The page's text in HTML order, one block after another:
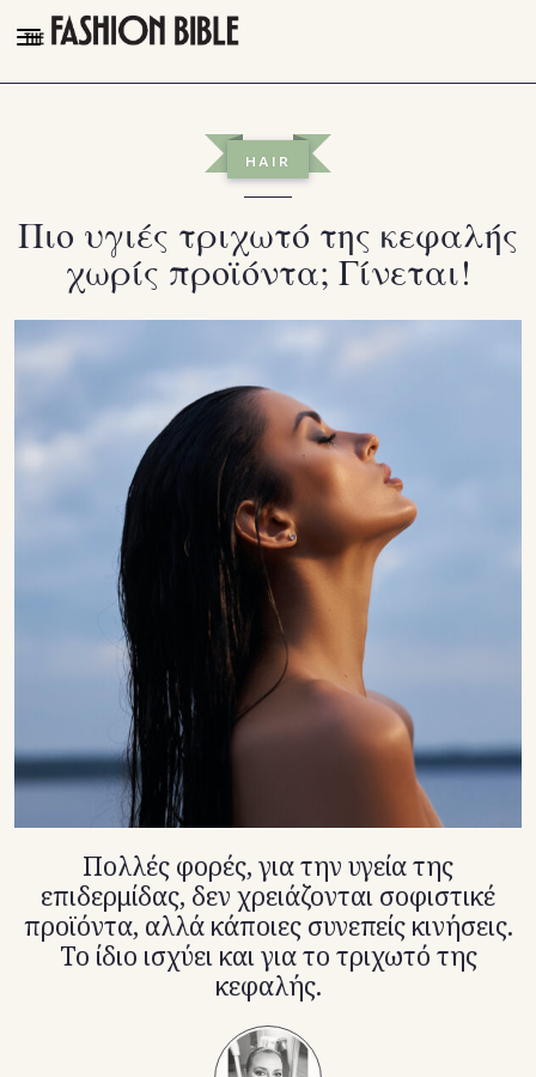
THE FASHION BIBLE
TALK OF THE TOWN
PLEASURES
VIDEOS
Facebook
X(Twitter)
HAIR
Πιο υγιές τριχωτό της κεφαλής
χωρίς προϊόντα; Γίνεται!
Πολλές φορές, για την υγεία της
επιδερμίδας, δεν χρειάζονται σοφιστικέ
προϊόντα, αλλά κάποιες συνεπείς κινήσεις.
Το ίδιο ισχύει και για το τριχωτό της
κεφαλής.